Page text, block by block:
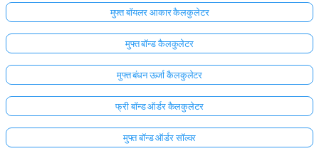
मुफ्त बॉयलर आकार कैलकुलेटर
मुफ्त बॉन्ड कैलकुलेटर
मुफ्त बंधन ऊर्जा कैलकुलेटर
फ्री बॉन्ड ऑर्डर कैलकुलेटर
मुफ्त बॉन्ड ऑर्डर सॉल्वर